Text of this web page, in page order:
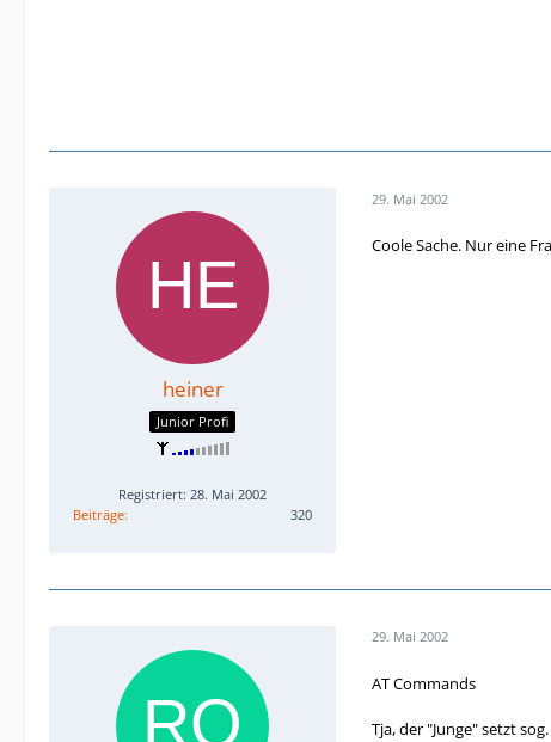
heiner
Junior Profi
Registriert: 28. Mai 2002
Beiträge
320
29. Mai 2002
Coole Sache. Nur eine
29. Mai 2002
AT Commands
Tja, der "Junge" setzt